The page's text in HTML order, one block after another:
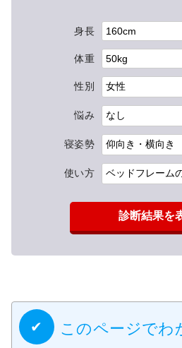
身長
体重
性別
悩み
寝姿勢
使い方
診断結果を
このページでわ